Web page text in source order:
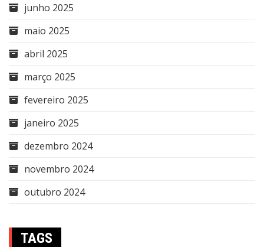
junho 2025
maio 2025
abril 2025
março 2025
fevereiro 2025
janeiro 2025
dezembro 2024
novembro 2024
outubro 2024
TAGS